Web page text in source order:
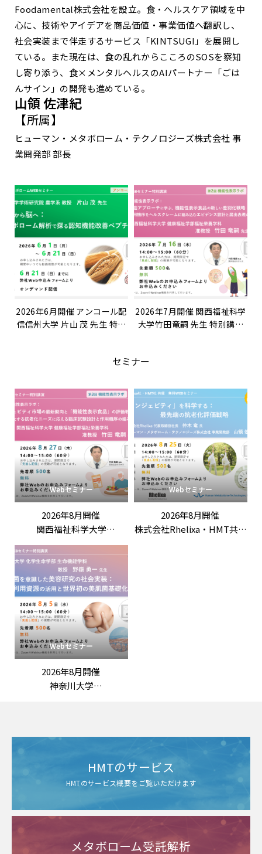
Foodamental株式会社を設立。食・ヘルスケア領域を中
心に、技術やアイデアを商品価値・事業価値へ翻訳し、
社会実装まで伴走するサービス「KINTSUGI」を展開し
ている。また現在は、食の乱れからこころのSOSを察知
し寄り添う、食×メンタルヘルスのAIパートナー「ごは
んサイン」の開発も進めている。
山領 佐津紀
【所属】
ヒューマン・メタボローム・テクノロジーズ株式会社 事
業開発部 部長
2026年6月開催 アンコール配
信信州大学 片山 茂 先生 特別
2026年7月開催 関西福祉科学
大学竹田竜嗣 先生 特別講演
能性表示食品の新しい差別化
ムに組み込むエビデンス設計
と届出表現の考え方」
セミナー
Webセミナー
2026年8月開催
関西福祉科学大学
竹田竜嗣 先生 特別講演
「第3回機能性表示ラボ：
ロンジェビティ市場の最新
動向と「機能性表示食品」
の評価戦略
――拡大する抗老化ニーズに応
える臨床試験設計と作用機
序の組み立て方」
Webセミナー
2026年8月開催
株式会社Rhelixa・HMT共催
Webセミナー
2026年8月開催
神奈川大学
未利用資源の活用と世界初
HMTのサービス
HMTのサービス概要をご覧いただけます
メタボローム受託解析